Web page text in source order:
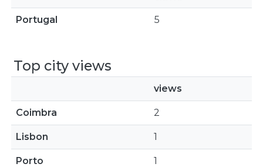
Portugal 5
Top city views
views
Coimbra 2
Lisbon 1
Porto 1